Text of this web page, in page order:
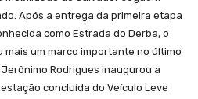
Após a entrega da primeira etapa
como Estrada do Derba, o
mais um marco importante no último
Rodrigues inaugurou a
concluída do Veículo Leve